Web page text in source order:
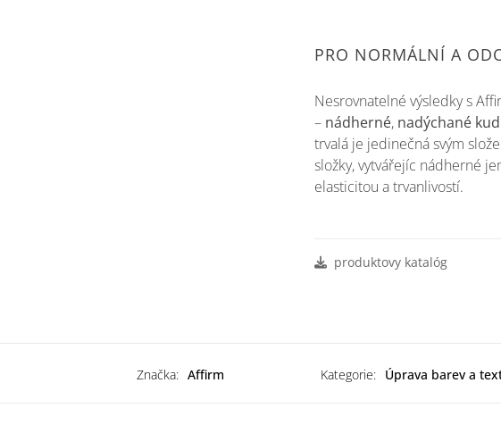
PRO NORMÁLNÍ A
Nesrovnatelné výsledky s
– nádherné, nadýchané
trvalá je jedinečná svým
složky, vytvářejíc nádherné
elasticitou a trvanlivostí.
produktovy katalóg
Značka: Affirm Kategorie: Úprava barev a